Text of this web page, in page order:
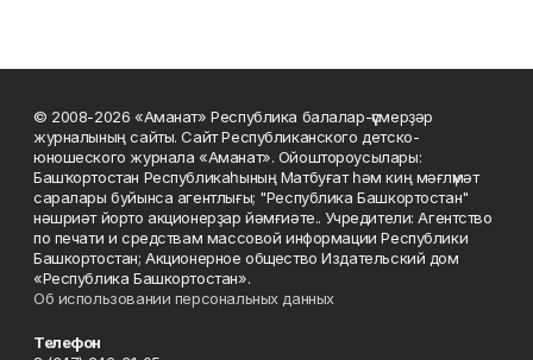
© 2008-2026 «Аманат» Республика балалар-үҫмерҙәр
журналының сайты. Сайт Республиканского детско-
юношеского журнала «Аманат». Ойоштороусылары:
Башҡортостан Республикаһының Матбуғат һәм киң мәғлүмәт
саралары буйынса агентлығы; "Республика Башкортостан"
нәшриәт йорто акционерҙар йәмғиәте.. Учредители: Агентство
по печати и средствам массовой информации Республики
Башкортостан; Акционерное общество Издательский дом
«Республика Башкортостан».
Об использовании персональных данных
Телефон